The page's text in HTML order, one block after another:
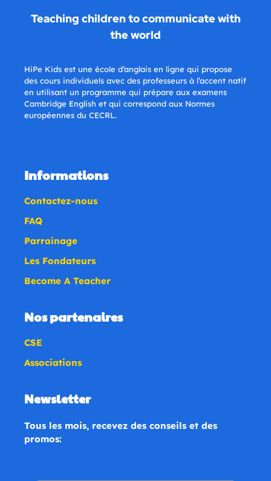
Teaching children to communicate with
the world
HiPe Kids est une école d’anglais en ligne qui propose
des cours individuels avec des professeurs à l’accent natif
en utilisant un programme qui prépare aux examens
Cambridge English et qui correspond aux Normes
européennes du CECRL.
Informations
Contactez-nous
FAQ
Parrainage
Les Fondateurs
Become A Teacher
Nos partenaires
CSE
Associations
Newsletter
Tous les mois, recevez des conseils et des
promos: